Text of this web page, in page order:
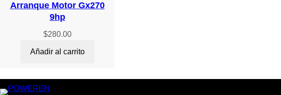
Arranque Motor Gx270
9hp
$280.00
Añadir al carrito